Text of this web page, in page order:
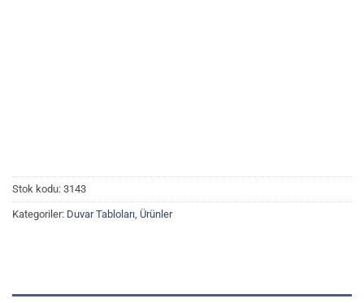
Stok kodu: 3143
Kategoriler: Duvar Tabloları, Ürünler